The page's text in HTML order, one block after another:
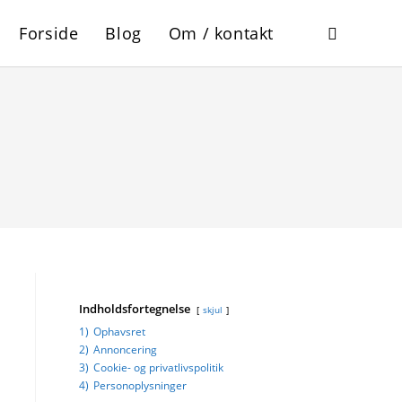
Forside Blog Om / kontakt Toggle
Indholdsfortegnelse skjul
1) Ophavsret
2) Annoncering
3) Cookie- og privatlivspolitik
4) Personoplysninger